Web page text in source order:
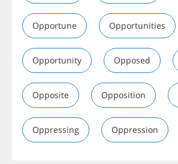
Opportune Opportunities
Opportunity Opposed
Opposite Opposition
Oppressing Oppression